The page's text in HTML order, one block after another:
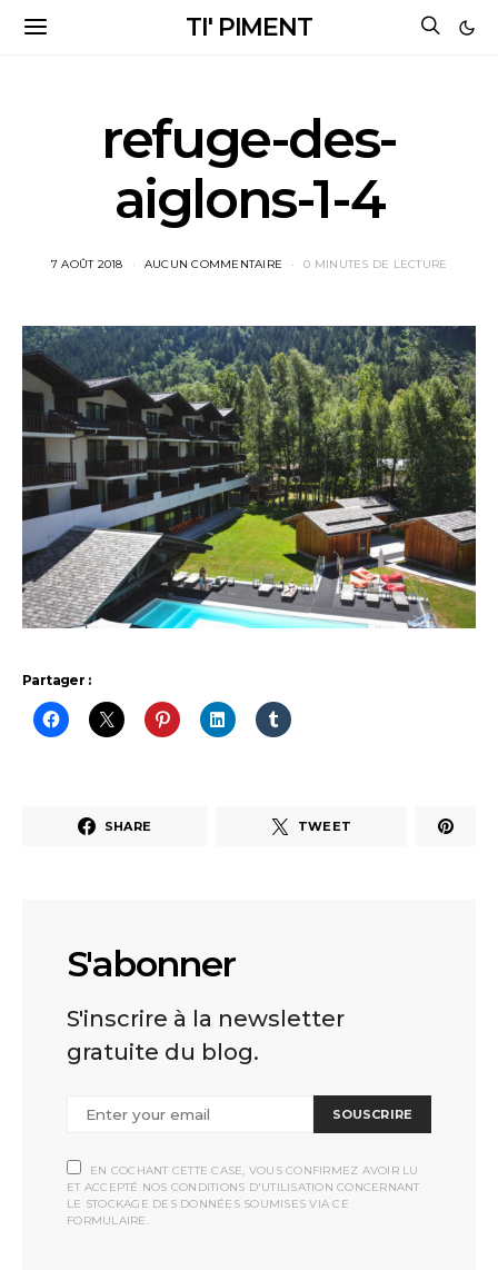
TI' PIMENT
refuge-des-
aiglons-1-4
7 AOÛT 2018 AUCUN COMMENTAIRE 0 MINUTES DE LECTURE
Partager :
SHARE TWEET
S'abonner
S'inscrire à la newsletter
gratuite du blog.
SOUSCRIRE
EN COCHANT CETTE CASE, VOUS CONFIRMEZ AVOIR LU
ET ACCEPTÉ NOS CONDITIONS D'UTILISATION CONCERNANT
LE STOCKAGE DES DONNÉES SOUMISES VIA CE
FORMULAIRE.